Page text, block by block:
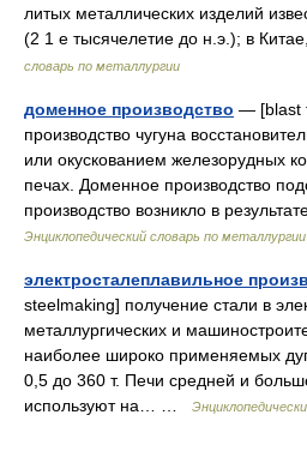
литых металлических изделий
(2 1 е тысячелетие до н.э.); в
словарь по металлургии
доменное производство — [blast
производство чугуна
или окускованием железорудных
печах. Доменное производство
производство возникло в
Энциклопедический словарь по металлургии
электросталеплавильное
steelmaking] получение стали в
металлургических и
наиболее широко применяемых
0,5 до 360 т. Печи средней и
используют на… …